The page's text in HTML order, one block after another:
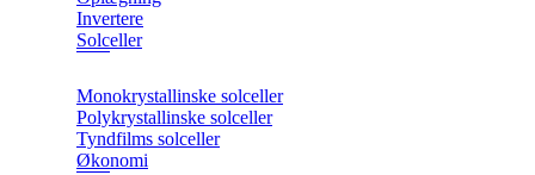
Invertere
Solceller
Monokrystallinske solceller
Polykrystallinske solceller
Tyndfilms solceller
Økonomi